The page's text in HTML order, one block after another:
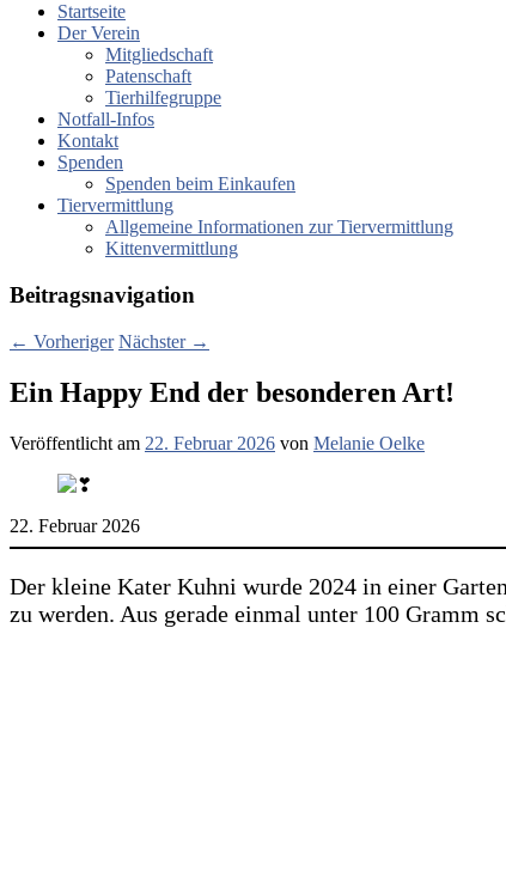
Startseite
Der Verein
Mitgliedschaft
Patenschaft
Tierhilfegruppe
Notfall-Infos
Kontakt
Spenden
Spenden beim Einkaufen
Tiervermittlung
Allgemeine Informationen zur Tiervermittlung
Kittenvermittlung
Beitragsnavigation
← Vorheriger Nächster →
Ein Happy End der besonderen Art!
Veröffentlicht am 22. Februar 2026 von Melanie Oelke
22. Februar 2026
Der kleine Kater Kuhni wurde 2024 in einer
zu werden. Aus gerade einmal unter 100 Gramm